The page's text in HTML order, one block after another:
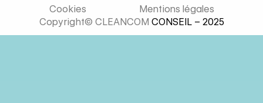
Cookies
Mentions légales
Copyright© CLEANCOM CONSEIL – 2025